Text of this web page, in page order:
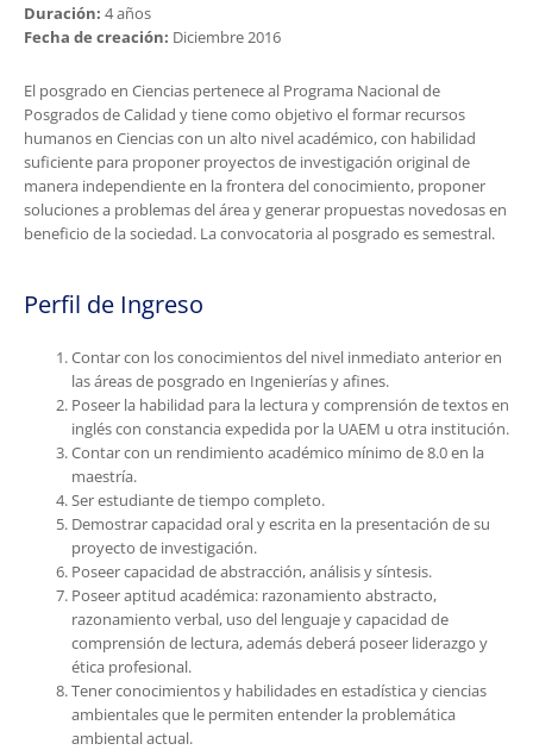
Duración: 4 años
Fecha de creación: Diciembre 2016
El posgrado en Ciencias pertenece al Programa Nacional de
Posgrados de Calidad y tiene como objetivo el formar recursos
humanos en Ciencias con un alto nivel académico, con habilidad
suficiente para proponer proyectos de investigación original de
manera independiente en la frontera del conocimiento, proponer
soluciones a problemas del área y generar propuestas novedosas en
beneficio de la sociedad. La convocatoria al posgrado es semestral.
Perfil de Ingreso
Contar con los conocimientos del nivel inmediato anterior en
las áreas de posgrado en Ingenierías y afines.
Poseer la habilidad para la lectura y comprensión de textos en
inglés con constancia expedida por la UAEM u otra institución.
Contar con un rendimiento académico mínimo de 8.0 en la
maestría.
Ser estudiante de tiempo completo.
Demostrar capacidad oral y escrita en la presentación de su
proyecto de investigación.
Poseer capacidad de abstracción, análisis y síntesis.
Poseer aptitud académica: razonamiento abstracto,
razonamiento verbal, uso del lenguaje y capacidad de
comprensión de lectura, además deberá poseer liderazgo y
ética profesional.
Tener conocimientos y habilidades en estadística y ciencias
ambientales que le permiten entender la problemática
ambiental actual.